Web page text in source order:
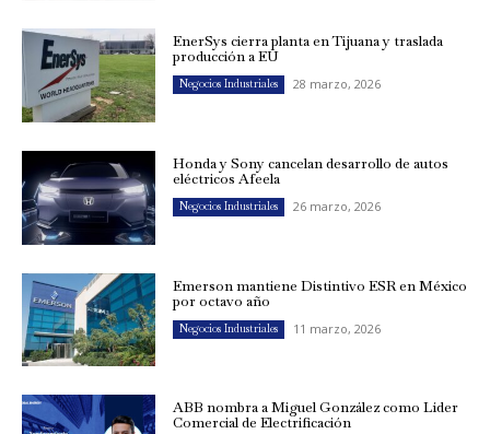
EnerSys cierra planta en Tijuana y traslada
producción a EU
Negocios Industriales 28 marzo, 2026
Honda y Sony cancelan desarrollo de autos
eléctricos Afeela
Negocios Industriales 26 marzo, 2026
Emerson mantiene Distintivo ESR en México
por octavo año
Negocios Industriales 11 marzo, 2026
ABB nombra a Miguel González como Líder
Comercial de Electrificación